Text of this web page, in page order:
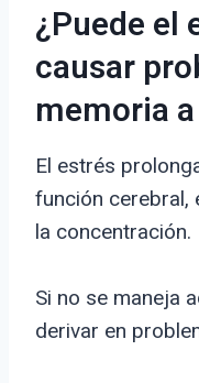
¿Puede el
causar
memoria
El estrés
función cerebral,
la concentración.
Si no se maneja
derivar en